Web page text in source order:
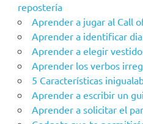
repostería
Aprender a jugar al Call
Aprender a identificar
Aprender a elegir
Aprender los verbos
5 Características
Aprender a escribir un
Aprender a solicitar el